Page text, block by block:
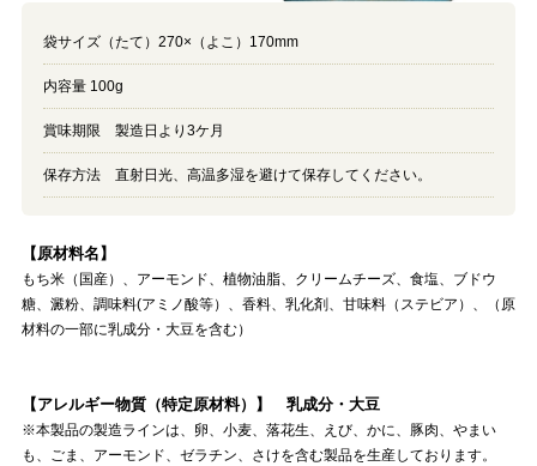
袋サイズ（たて）270×（よこ）170mm
内容量 100g
賞味期限 製造日より3ケ月
保存方法 直射日光、高温多湿を避けて保存してください。
【原材料名】
もち米（国産）、アーモンド、植物油脂、クリームチーズ、食塩、ブドウ
糖、澱粉、調味料(アミノ酸等）、香料、乳化剤、甘味料（ステビア）、（原
材料の一部に乳成分・大豆を含む）
【アレルギー物質（特定原材料）】 乳成分・大豆
※本製品の製造ラインは、卵、小麦、落花生、えび、かに、豚肉、やまい
も、ごま、アーモンド、ゼラチン、さけを含む製品を生産しております。